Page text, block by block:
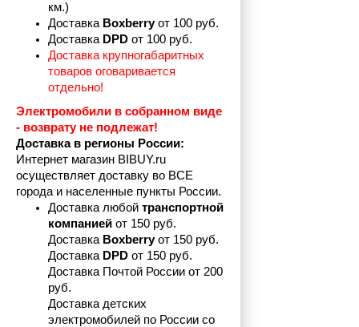
км.)
Доставка Boxberry от 100 руб.
Доставка DPD от 100 руб.
Доставка крупногабаритных
товаров оговаривается
отдельно!
Электромобили в собранном виде
- возврату не подлежат!
Доставка в регионы России:
Интернет магазин BIBUY.ru
осуществляет доставку во ВСЕ
города и населенные пункты России.
Доставка любой транспортной
компанией от 150 руб.
Доставка Boxberry от 150 руб.
Доставка DPD от 150 руб.
Доставка Почтой России от 200
руб.
Доставка детских
электромобилей по России со